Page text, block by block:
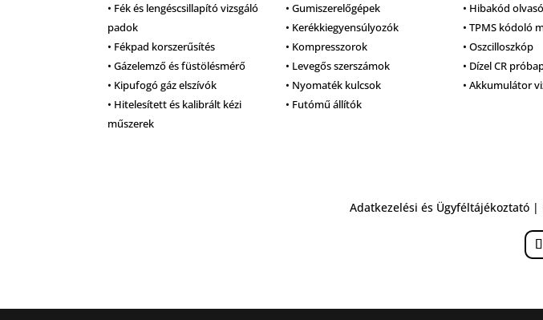
• Fék és lengéscsillapító vizsgáló
padok
• Fékpad korszerűsítés
• Gázelemző és füstölésmérő
• Kipufogó gáz elszívók
• Hitelesített és kalibrált kézi
műszerek
• Gumiszerelőgépek
• Kerékkiegyensúlyozók
• Kompresszorok
• Levegős szerszámok
• Nyomaték kulcsok
• Futómű állítók
• Hibakód olvasó
• TPMS kódoló
• Oszcilloszkóp
• Dízel CR
• Akkumulátor
Adatkezelési és Ügyféltájékoztató |